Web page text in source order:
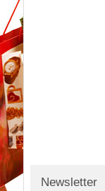
Newsletter